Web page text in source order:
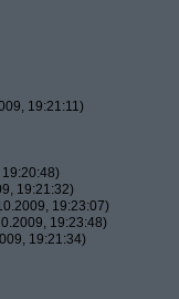
19:21:11)
19:21:32)
19:23:07)
19:23:48)
19:21:34)